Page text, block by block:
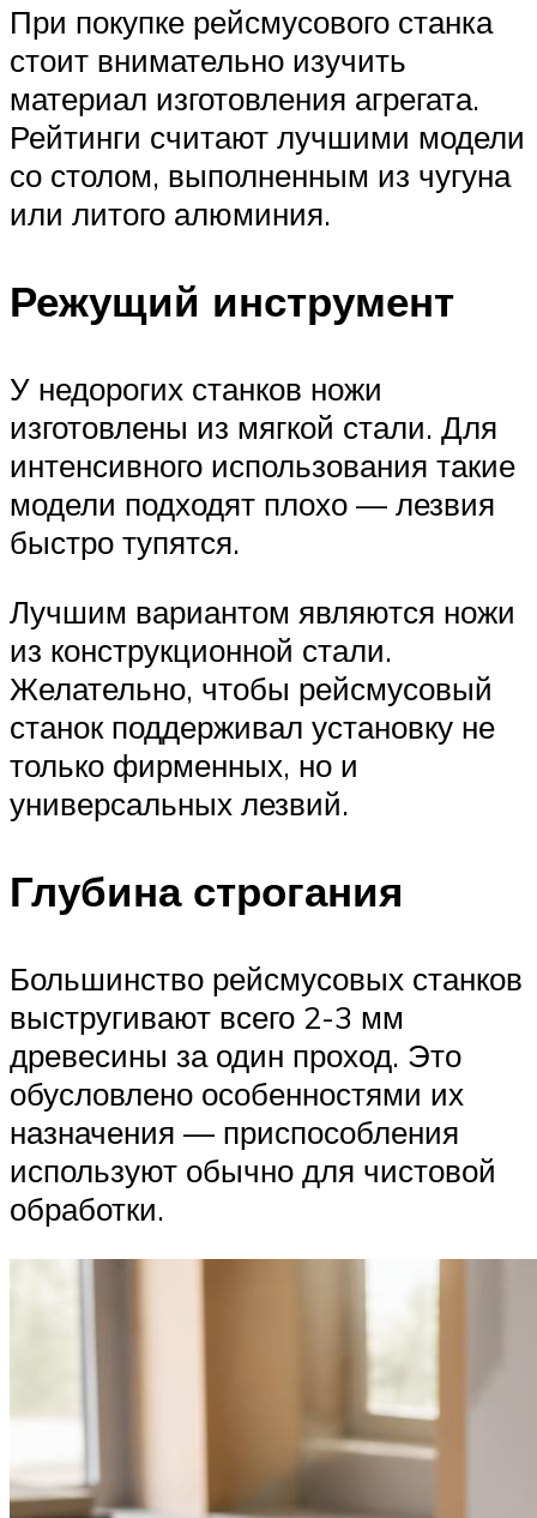
При покупке рейсмусового станка
стоит внимательно изучить
материал изготовления агрегата.
Рейтинги считают лучшими модели
со столом, выполненным из чугуна
или литого алюминия.
Режущий инструмент
У недорогих станков ножи
изготовлены из мягкой стали. Для
интенсивного использования такие
модели подходят плохо — лезвия
быстро тупятся.
Лучшим вариантом являются ножи
из конструкционной стали.
Желательно, чтобы рейсмусовый
станок поддерживал установку не
только фирменных, но и
универсальных лезвий.
Глубина строгания
Большинство рейсмусовых станков
выстругивают всего 2-3 мм
древесины за один проход. Это
обусловлено особенностями их
назначения — приспособления
используют обычно для чистовой
обработки.